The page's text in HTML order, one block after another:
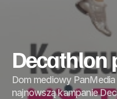
Decathlon
Dom mediowy PanMedia
najnowszą kampanie